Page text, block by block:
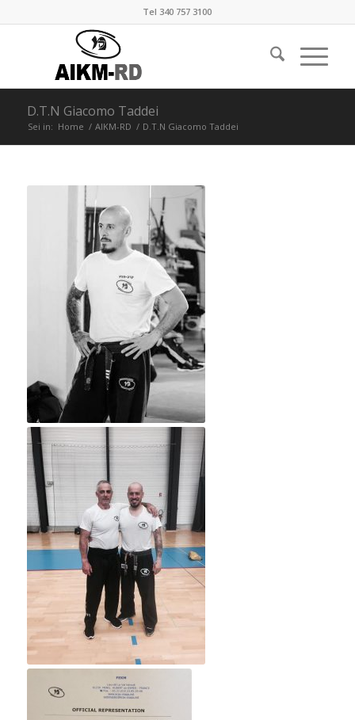
Tel 340 757 3100
D.T.N Giacomo Taddei
Sei in: Home / AIKM-RD / D.T.N Giacomo Taddei